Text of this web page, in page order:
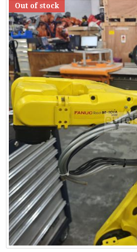
Out of stock